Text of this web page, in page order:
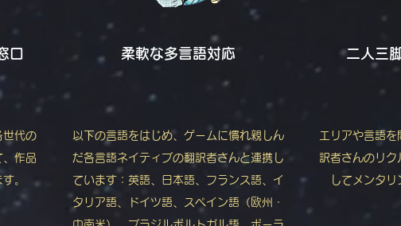
口 柔軟な多言語対応 二人三
世代の
、作品
。
以下の言語をはじめ、ゲームに慣れ親しん
だ各言語ネイティブの翻訳者さんと連携し
ています：英語、日本語、フランス語、イ
タリア語、ドイツ語、スペイン語（欧州・
エリアや言語を
訳者さんのリク
してメンタリ